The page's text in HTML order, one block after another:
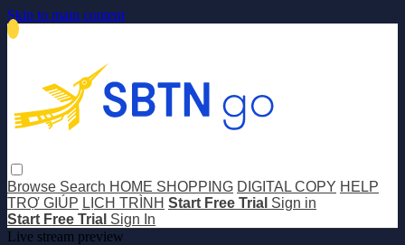
Skip to main content
Browse Search HOME SHOPPING DIGITAL COPY HELP
TRỢ GIÚP LỊCH TRÌNH Start Free Trial Sign in
Start Free Trial Sign In
Live stream preview